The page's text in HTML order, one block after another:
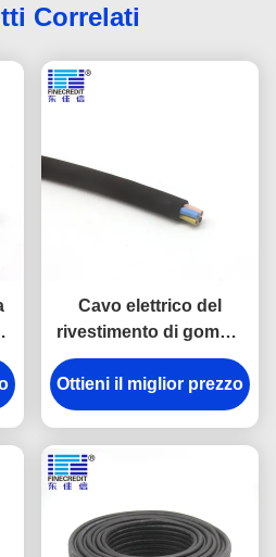
Correlati
Cavo elettrico del
rivestimento di gomma
di gomma flessibile del
cavo YZW di H07RN-F
H05RN-F 1.5-6mm2
Ottieni il miglior prezzo